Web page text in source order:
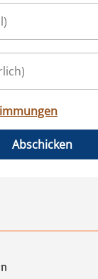
Abschicken